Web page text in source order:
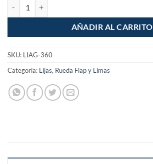
AÑADIR AL CARRITO
SKU: LIAG-360
Categoría: Lijas, Rueda Flap y Limas